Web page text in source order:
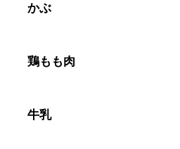
かぶ
鶏もも肉
牛乳